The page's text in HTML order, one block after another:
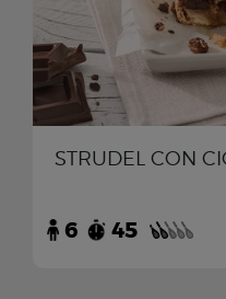
STRUDEL CON
6 45